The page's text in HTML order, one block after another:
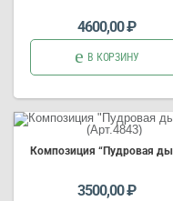
4600,00₽
В КОРЗИНУ
Композиция “Пудровая дымка” (Арт.4843)
3500,00₽